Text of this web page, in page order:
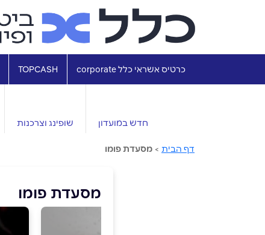
כרטיס אשראי כלל corporate TOPCASH
חדש במועדון שופינג וצרכנות
דף הבית > מסעדת פומו
מסעדת פומו